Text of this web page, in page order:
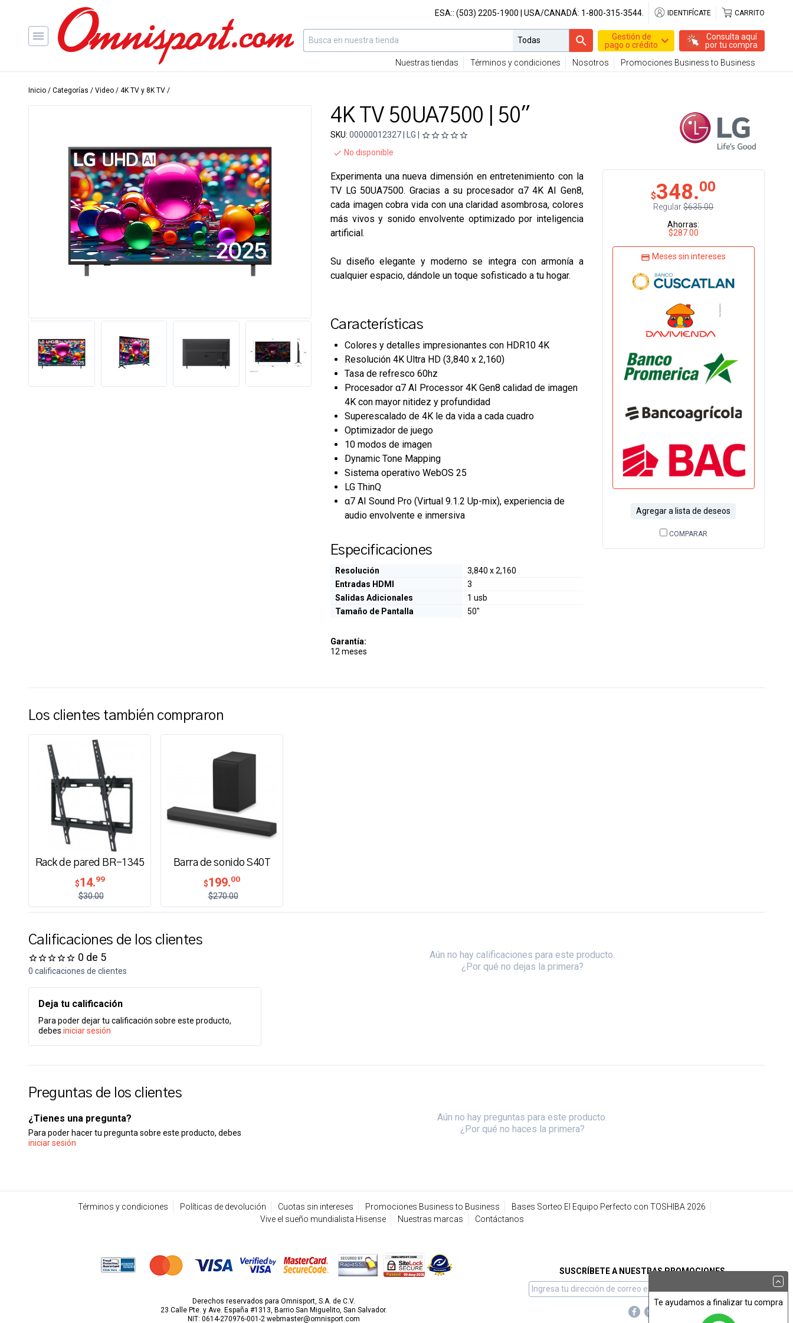
Te ayudamos a finalizar tu compra
ESA:: (503) 2205-1900 | USA/CANADÁ: 1-800-315-3544. IDENTIFÍCATE CARRITO
Gestión de
pago o crédito
Consulta aquí
por tu compra
Nuestras tiendas
Términos y condiciones Nosotros Promociones Business to Business
Inicio / Categorías / Video / 4K TV y 8K TV /
4K TV 50UA7500 | 50"
SKU: 00000012327 | LG |
No disponible
$348.00
Regular$635.00
Ahorras:
$287.00
Meses sin intereses
Agregar a lista de deseos
COMPARAR
Experimenta una nueva dimensión en entretenimiento con la
TV LG 50UA7500. Gracias a su procesador α7 4K AI Gen8,
cada imagen cobra vida con una claridad asombrosa, colores
más vivos y sonido envolvente optimizado por inteligencia
artificial.
Su diseño elegante y moderno se integra con armonía a
cualquier espacio, dándole un toque sofisticado a tu hogar.
Características
Colores y detalles impresionantes con HDR10 4K
Resolución 4K Ultra HD (3,840 x 2,160)
Tasa de refresco 60hz
Procesador α7 AI Processor 4K Gen8 calidad de imagen
4K con mayor nitidez y profundidad
Superescalado de 4K le da vida a cada cuadro
Optimizador de juego
10 modos de imagen
Dynamic Tone Mapping
Sistema operativo WebOS 25
LG ThinQ
α7 AI Sound Pro (Virtual 9.1.2 Up-mix), experiencia de
audio envolvente e inmersiva
Especificaciones
Resolución
3,840 x 2,160
Entradas HDMI
3
Salidas Adicionales
1 usb
Tamaño de Pantalla
50"
Garantía:
12 meses
Los clientes también compraron
Rack de pared BR-1345
$14.99
$30.00
Barra de sonido S40T
$199.00
$270.00
Calificaciones de los clientes
0 de 5
0 calificaciones de clientes
Deja tu calificación
Para poder dejar tu calificación sobre este producto,
debes iniciar sesión
Aún no hay calificaciones para este producto.
¿Por qué no dejas la primera?
Preguntas de los clientes
¿Tienes una pregunta?
Para poder hacer tu pregunta sobre este producto, debes
iniciar sesión
Aún no hay preguntas para este producto.
¿Por qué no haces la primera?
Términos y condiciones Políticas de devolución Cuotas sin intereses Promociones Business to Business
Bases Sorteo El Equipo Perfecto con TOSHIBA 2026
Vive el sueño mundialista Hisense
Nuestras marcas Contáctanos
SUSCRÍBETE A NUESTRAS PROMOCIONES
Derechos reservados para Omnisport, S.A. de C.V.
23 Calle Pte. y Ave. España #1313, Barrio San Miguelito, San Salvador.
NIT: 0614-270976-001-2 webmaster@omnisport.com